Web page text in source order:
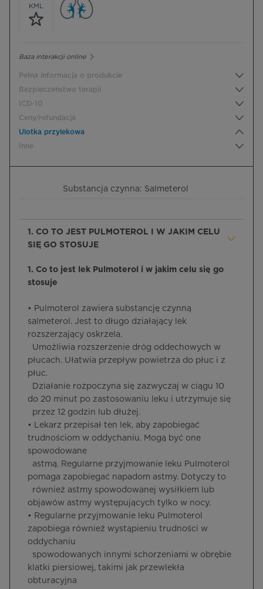
KML
Baza interakcji online
Pełna informacja o produkcie
Bezpieczeństwo terapii
ICD-10
Ceny/refundacja
Ulotka przylekowa
Inne
Substancja czynna: Salmeterol
1. CO TO JEST PULMOTEROL I W JAKIM CELU
SIĘ GO STOSUJE
1. Co to jest lek Pulmoterol i w jakim celu się go
stosuje
• Pulmoterol zawiera substancję czynną
salmeterol. Jest to długo działający lek
rozszerzający oskrzela.
Umożliwia rozszerzenie dróg oddechowych w
płucach. Ułatwia przepływ powietrza do płuc i z
płuc.
Działanie rozpoczyna się zazwyczaj w ciągu 10
do 20 minut po zastosowaniu leku i utrzymuje się
przez 12 godzin lub dłużej.
• Lekarz przepisał ten lek, aby zapobiegać
trudnościom w oddychaniu. Mogą być one
spowodowane
astmą. Regularne przyjmowanie leku Pulmoterol
pomaga zapobiegać napadom astmy. Dotyczy to
również astmy spowodowanej wysiłkiem lub
objawów astmy występujących tylko w nocy.
• Regularne przyjmowanie leku Pulmoterol
zapobiega również wystąpieniu trudności w
oddychaniu
spowodowanych innymi schorzeniami w obrębie
klatki piersiowej, takimi jak przewlekła
obturacyjna